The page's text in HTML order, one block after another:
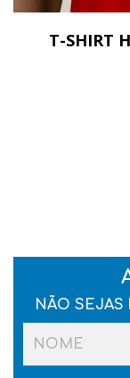
T-SHIRT
NÃO SEJAS